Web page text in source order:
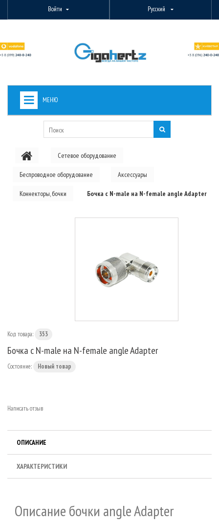
Войти Русский
МЕНЮ
PON ОБОРУДОВАНИЕ
+
Сетевое оборудование
Беспроводное оборудование Аксессуары
Коннекторы, бочки Бочка с N-male на N-female angle Adapter
Код товара: 353
Бочка с N-male на N-female angle Adapter
Состояние: Новый товар
Написать отзыв
ОПИСАНИЕ
ХАРАКТЕРИСТИКИ
Описание бочки angle Adapter